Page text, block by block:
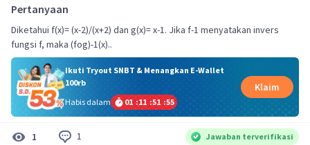
Pertanyaan
Diketahui f(x)= (x-2)/(x+2) dan g(x)= x-1. Jika f-1 menyatakan invers
fungsi f, maka (fog)-1(x)..
Ikuti Tryout SNBT & Menangkan E-Wallet
100rb
Habis dalam
01 :11 :51 :54
Klaim
1 1 Jawaban terverifikasi